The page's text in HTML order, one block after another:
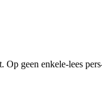
geen enkele-lees